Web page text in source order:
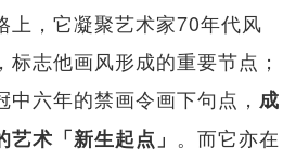
上，它凝聚艺术家70年代风
志他画风形成的重要节点；
六年的禁画令画下句点， 成
术「新生起点」 。而它亦在